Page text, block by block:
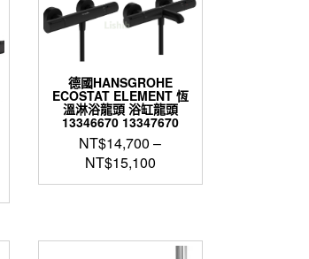
德國HANSGROHE
ECOSTAT ELEMENT 恆
溫淋浴龍頭 浴缸龍頭
13346670 13347670
NT$14,700 –
NT$15,100
此
有